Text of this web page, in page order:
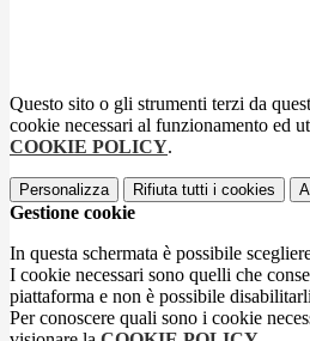
Questo sito o gli strumenti terzi da
cookie necessari al funzionamento ed
COOKIE POLICY.
Personalizza Rifiuta tutti i cookies
Gestione cookie
In questa schermata è possibile
I cookie necessari sono quelli che
piattaforma e non è possibile
Per conoscere quali sono i cookie